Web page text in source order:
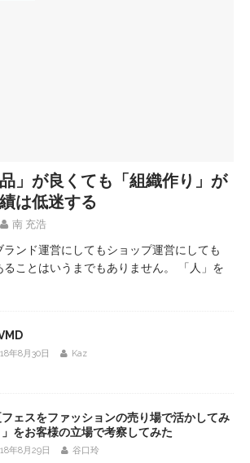
品」が良くても「組織作り」が
は低迷する
南 充浩
ンド運営にしてもショップ運営にしても
ることはいうまでもありません。 「人」を
年8月30日 Kaz
フェスをファッションの売り場で活かしてみ
をお客様の立場で考察してみた
年8月29日 谷口玲